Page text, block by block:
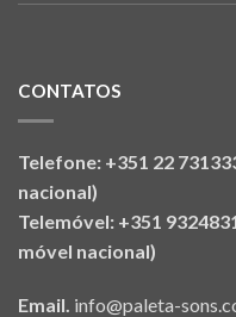
CONTATOS
Telefone: +351 22
nacional)
Telemóvel: +351
móvel nacional)
Email. info@paleta-